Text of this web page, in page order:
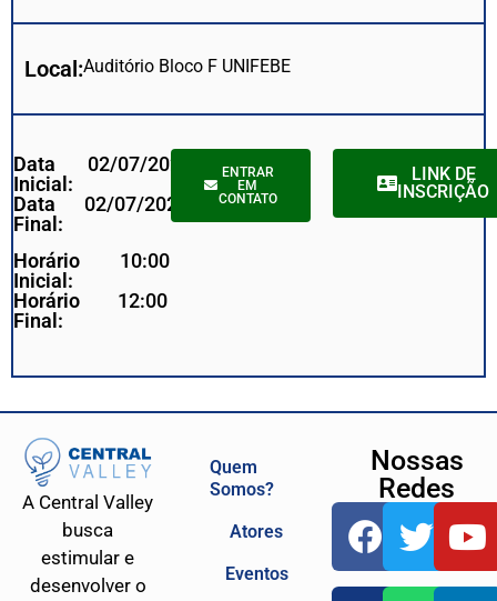
Local:Auditório Bloco F UNIFEBE
Data
Inicial:
02/07/2024
Data
Final:
02/07/2024
Horário
Inicial:
10:00
Horário
Final:
12:00
ENTRAR
EM
CONTATO
LINK DE
INSCRIÇÃO
A Central Valley
busca
estimular e
desenvolver o
Quem
Somos?
Atores
Eventos
Nossas
Redes